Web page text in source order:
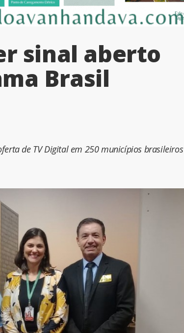
sinal aberto
Brasil
de TV Digital em 250 municípios brasileiros